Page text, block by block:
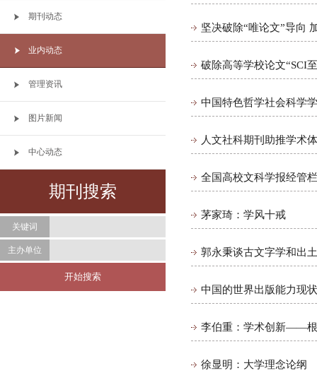
期刊动态
业内动态
管理资讯
图片新闻
中心动态
期刊搜索
关键词
主办单位
坚决破除“唯论文”导向
破除高等学校论文“SCI
中国特色哲学社会科学
人文社科期刊助推学术
全国高校文科学报经管
茅家琦：学风十戒
郭永秉谈古文字学和出
中国的世界出版能力现
李伯重：学术创新——根
​徐显明：大学理念论纲